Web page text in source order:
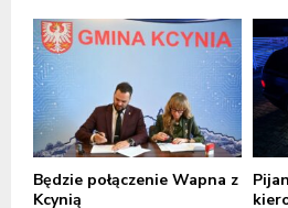
Będzie połączenie Wapna z
Kcynią